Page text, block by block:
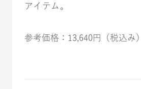
アイテム。
参考価格：13,640円（税込み）